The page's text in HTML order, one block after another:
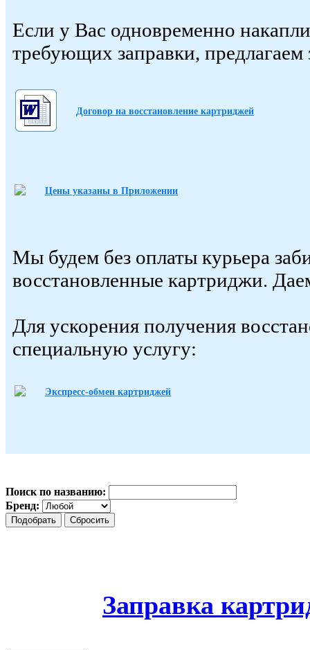
Если у Вас одновременно
требующих заправки, предлагаем
Договор на восстановление картриджей
Цены указаны в Приложении
Мы будем без оплаты курьера
восстановленные картриджи.
Для ускорения получения
специальную услугу:
Экспресс-обмен картриджей
Поиск по названию:
Бренд:
Заправка